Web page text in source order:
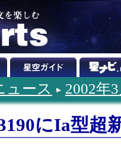
ュース 2002年
にIa型超